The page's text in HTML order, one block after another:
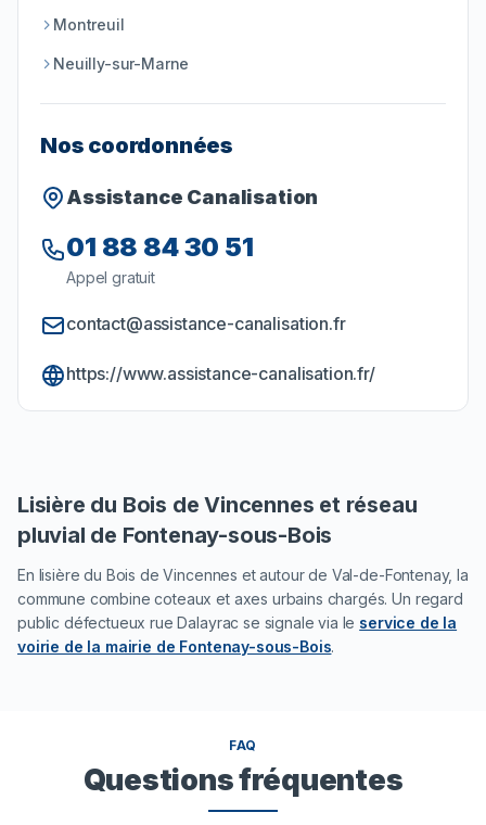
Montreuil
Neuilly-sur-Marne
Nos coordonnées
Assistance Canalisation
01 88 84 30 51
Appel gratuit
contact@assistance-canalisation.fr
https://www.assistance-canalisation.fr/
Lisière du Bois de Vincennes et réseau
pluvial de Fontenay-sous-Bois
En lisière du Bois de Vincennes et autour de Val-de-Fontenay, la
commune combine coteaux et axes urbains chargés. Un regard
public défectueux rue Dalayrac se signale via le service de la
voirie de la mairie de Fontenay-sous-Bois.
FAQ
Questions fréquentes